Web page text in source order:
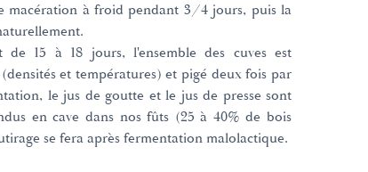
macération à froid pendant 3/4 jours, puis la
de 15 à 18 jours, l'ensemble des cuves est
et températures) et pigé deux fois par
le jus de goutte et le jus de presse sont
en cave dans nos fûts (25 à 40% de bois
se fera après fermentation malolactique.